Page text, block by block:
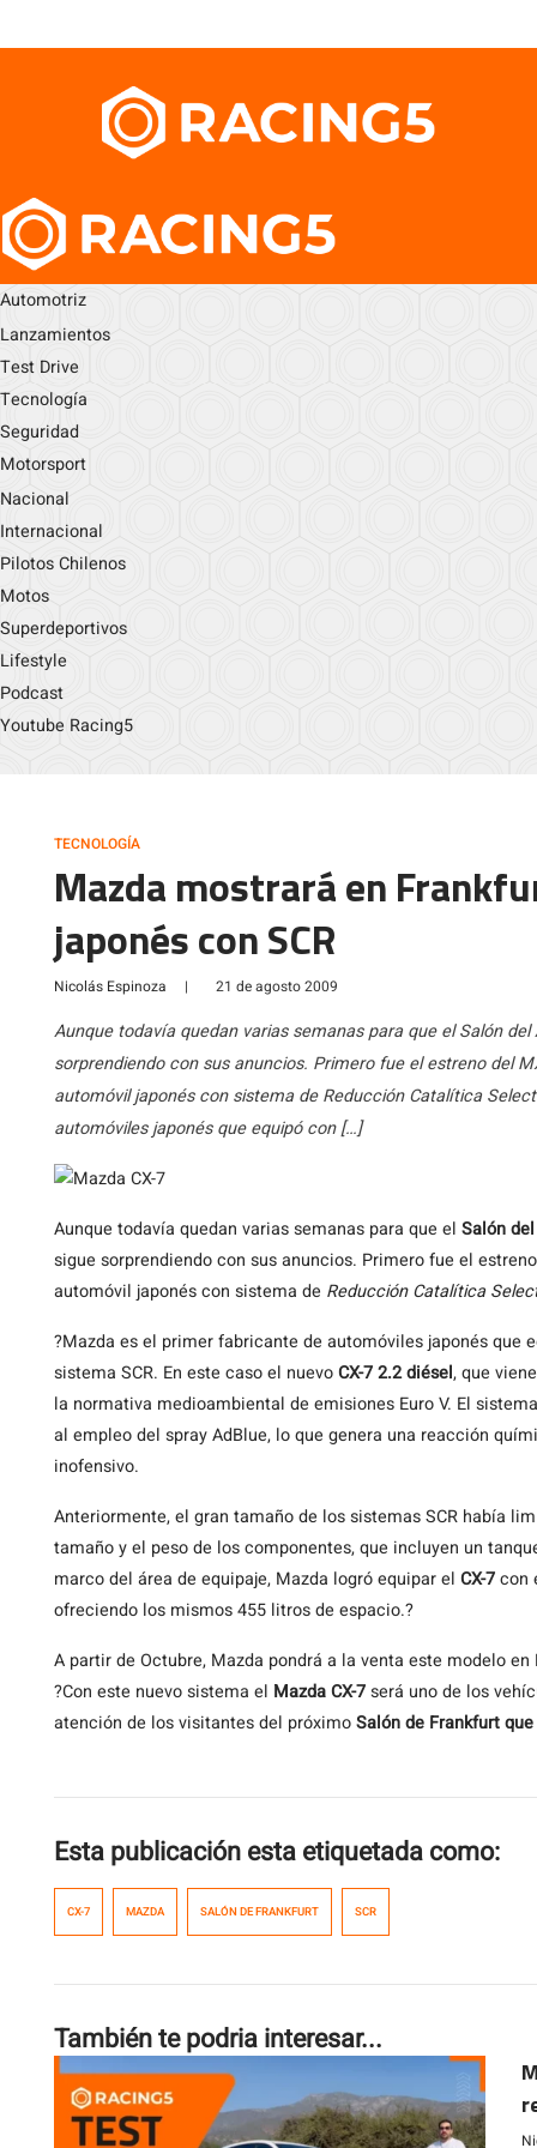
Automotriz
Lanzamientos
Test Drive
Tecnología
Seguridad
Motorsport
Nacional
Internacional
Pilotos Chilenos
Motos
Superdeportivos
Lifestyle
Podcast
Youtube Racing5
TECNOLOGÍA
Mazda mostrará en
japonés con SCR
Nicolás Espinoza | 21 de agosto 2009
Aunque todavía quedan varias semanas para que el Salón
sorprendiendo con sus anuncios. Primero fue el estreno del
automóvil japonés con sistema de Reducción Catalítica
automóviles japonés que equipó con […]
Aunque todavía quedan varias semanas para que el Salón
sigue sorprendiendo con sus anuncios. Primero fue el
automóvil japonés con sistema de Reducción Catalítica
?Mazda es el primer fabricante de automóviles japonés que
sistema SCR. En este caso el nuevoCX-7 2.2 diésel, que
la normativa medioambiental de emisiones Euro V. El
al empleo del spray AdBlue, lo que genera una reacción
inofensivo.
Anteriormente, el gran tamaño de los sistemas SCR había
tamaño y el peso de los componentes, que incluyen un
marco del área de equipaje, Mazda logró equipar el CX-7con
ofreciendo los mismos 455 litros de espacio.?
A partir de Octubre, Mazda pondrá a la venta este modelo
?Con este nuevo sistema el Mazda CX-7será uno de los
atención de los visitantes del próximoSalón de Frankfurt
Esta publicación esta etiquetada como:
CX-7 MAZDA SALÓN DE FRANKFURT SCR
También te podria interesar...